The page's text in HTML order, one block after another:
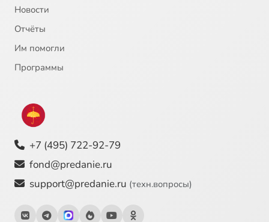
Новости
Отчёты
Им помогли
Программы
+7 (495) 722-92-79
fond@predanie.ru
support@predanie.ru (техн.вопросы)